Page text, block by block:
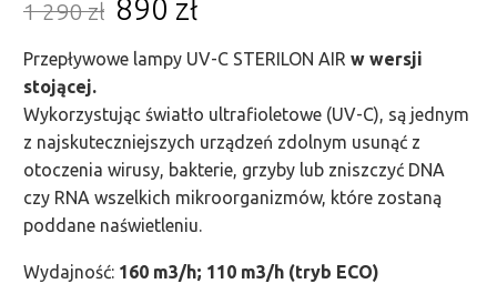
1 290zł 890 zł
Przepływowe lampy UV-C STERILON AIR w wersji
stojącej.
Wykorzystując światło ultrafioletowe (UV-C), są jednym
z najskuteczniejszych urządzeń zdolnym usunąć z
otoczenia wirusy, bakterie, grzyby lub zniszczyć DNA
czy RNA wszelkich mikroorganizmów, które zostaną
poddane naświetleniu.
Wydajność: 160 m3/h; 110 m3/h (tryb ECO)